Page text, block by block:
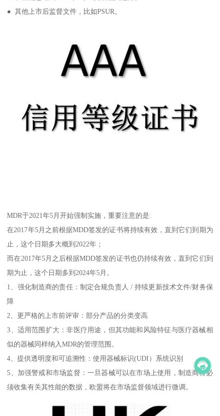
● 其他上市后监督文件，比如PSUR。
MDR于2021年5月开始强制实施，重要注意的是:
在2017年5月之前根据MDD签发的证书将持续有效，直到它们到期为
止，这个日期多大概到2022年；
而在2017年5月之后根据MDD签发的证书也仍持续有效，直到它们到
期为止，这个日期多到2024年5月。
1、强化制造商的责任：制定合规负责人 / 持续更新技术文件/财务保
障
2、更严格的上市前评审：部分产品的分类变高
3、适用范围扩大：非医疗用途，但其功能和风险特征与医疗器械相
似的器械同样纳入MDR的管理范围。
4、提供透明度和可追溯性：使用器械标识(UDI）系统识别
5、加强警戒和市场监督：一旦器械可以在市场上使用，制造商将必
须收集有关其性能的数据，欧盟将在市场监督领域进行微调。